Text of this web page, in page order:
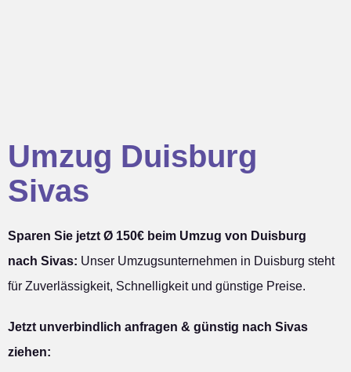
Umzug Duisburg
Sivas
Sparen Sie jetzt Ø 150€ beim Umzug von Duisburg
nach Sivas: Unser Umzugsunternehmen in Duisburg steht
für Zuverlässigkeit, Schnelligkeit und günstige Preise.
Jetzt unverbindlich anfragen & günstig nach Sivas
ziehen: